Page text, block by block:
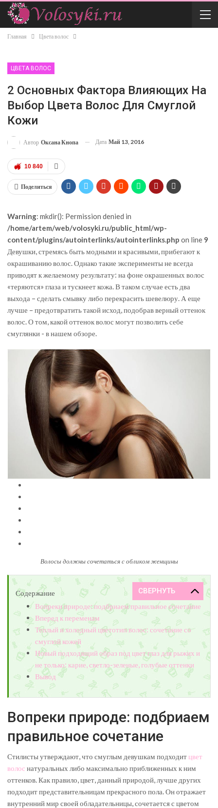
Главная Цвета волос
ЦВЕТА ВОЛОС
2 Основных Фактора Влияющих На
Выбор Цвета Волос Для Смуглой
Кожи
Автор Оксана Кнопа Дата Май 13, 2016
10 840
Поделиться
Warning: mkdir(): Permission denied in
/home/artem/web/volosyki.ru/public_html/wp-
content/plugins/autointerlinks/autointerlinks.php on line 9
Девушки, стремясь быть модными и красивыми, прибегают к
окрашиванию волос. Однако такие эксперименты не всегда
приводят к желаемому результату: на фоне окрашенных волос
«теряются» глаза и тускнеет кожа. В таком случае есть два
выхода – сделать смывку либо перекрасить шевелюру. А еще
лучше – предотвратить такой исход, подобрав верный оттенок
волос. О том, какой оттенок волос могут позволить себе
смуглянки - в нашем обзоре.
Волосы должны сочетаться с обликом женщины
Содержание
Вопреки природе: подбриаем правильное сочетание
Вперед к переменам
Теплый и холодный цветотип волос: сочетание со
смуглой кожей
Новый подходящий образ под цвет глаз для рыжих и
не только: карие, светло-зеленые, голубые оттенки
Вывод
Вопреки природе: подбриаем
правильное сочетание
Стилисты утверждают, что смуглым девушкам подходитцвет
волос натуральных либо максимально приближенных к ним
оттенков. Как правило, цвет, данный природой, лучше других
подходит представительницам прекрасного пола. Он отражает
внутренний мир своей обладательницы, сочетается с цветом